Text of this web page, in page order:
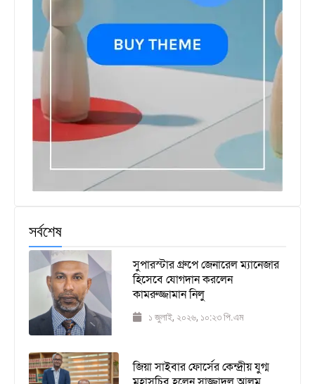
সর্বশেষ
সুপারস্টার গ্রুপে জেনারেল ম্যানেজার
হিসেবে যোগদান করলেন
কামরুজ্জামান নিলু
১ জুলাই, ২০২৬, ১০:২৩ পি.এম
জিয়া সাইবার ফোর্সের কেন্দ্রীয় যুগ্ম